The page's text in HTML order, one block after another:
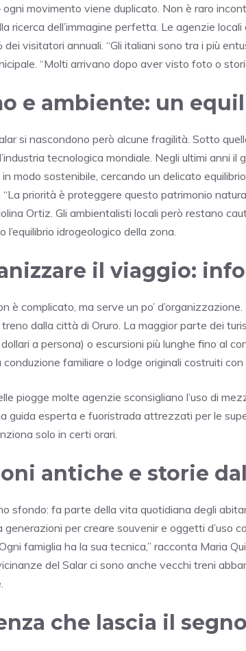
ogni movimento viene duplicato. Non è raro
ricerca dell’immagine perfetta. Le agenzie
visitatori annuali. “Gli italiani sono tra i più
“Molti arrivano dopo aver visto foto o
e ambiente: un
si nascondono però alcune fragilità. Sotto
tecnologica mondiale. Negli ultimi anni
modo sostenibile, cercando un delicato
“La priorità è proteggere questo patrimonio
Ortiz. Gli ambientalisti locali però restano
idrogeologico della zona.
il viaggio:
è complicato, ma serve un po’
dalla città di Oruro. La maggior parte dei
a persona) o escursioni più lunghe fino al
familiare o lodge originali costruiti con
piogge molte agenzie sconsigliano l’uso di
guida esperta e fuoristrada attrezzati per le
solo in certi orari.
antiche e storie
sfondo: fa parte della vita quotidiana degli
per creare souvenir e oggetti d’uso
famiglia ha la sua tecnica,” racconta Maria
del Salar ci sono anche vecchi treni
che lascia il segno